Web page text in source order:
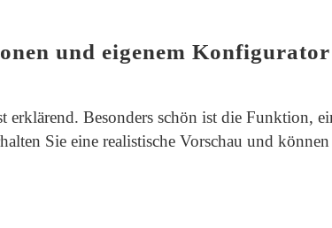
und eigenem
erklärend. Besonders schön ist die Funktion,
Sie eine realistische Vorschau und